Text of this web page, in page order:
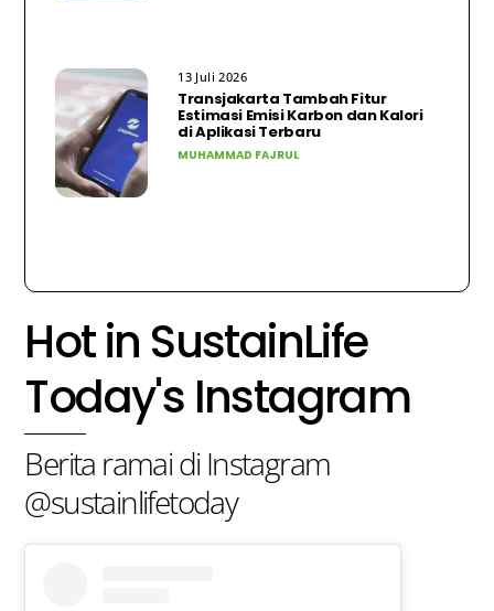
13 Juli 2026
Transjakarta Tambah Fitur
Estimasi Emisi Karbon dan Kalori
di Aplikasi Terbaru
MUHAMMAD FAJRUL
Hot in SustainLife
Today's Instagram
Berita ramai di Instagram
@sustainlifetoday